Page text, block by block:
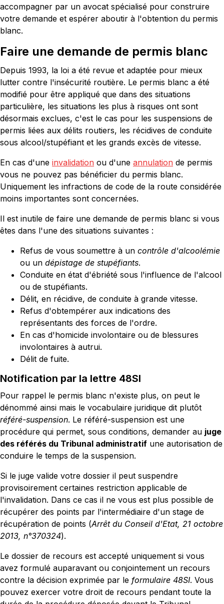
accompagner par un avocat spécialisé pour construire
votre demande et espérer aboutir à l'obtention du permis
blanc.
Faire une demande de permis blanc
Depuis 1993, la loi a été revue et adaptée pour mieux
lutter contre l'insécurité routière. Le permis blanc a été
modifié pour être appliqué que dans des situations
particulière, les situations les plus à risques ont sont
désormais exclues, c'est le cas pour les suspensions de
permis liées aux délits routiers, les récidives de conduite
sous alcool/stupéfiant et les grands excès de vitesse.
En cas d'une invalidation ou d'une annulation de permis
vous ne pouvez pas bénéficier du permis blanc.
Uniquement les infractions de code de la route considérée
moins importantes sont concernées.
Il est inutile de faire une demande de permis blanc si vous
êtes dans l'une des situations suivantes :
Refus de vous soumettre à un contrôle d'alcoolémie
ou un dépistage de stupéfiants.
Conduite en état d'ébriété sous l'influence de l'alcool
ou de stupéfiants.
Délit, en récidive, de conduite à grande vitesse.
Refus d'obtempérer aux indications des
représentants des forces de l'ordre.
En cas d'homicide involontaire ou de blessures
involontaires à autrui.
Délit de fuite.
Notification par la lettre 48SI
Pour rappel le permis blanc n'existe plus, on peut le
dénommé ainsi mais le vocabulaire juridique dit plutôt
référé-suspension. Le référé-suspension est une
procédure qui permet, sous conditions, demander au juge
des référés du Tribunal administratif une autorisation de
conduire le temps de la suspension.
Si le juge valide votre dossier il peut suspendre
provisoirement certaines restriction applicable de
l'invalidation. Dans ce cas il ne vous est plus possible de
récupérer des points par l'intermédiaire d'un stage de
récupération de points (Arrêt du Conseil d'Etat, 21 octobre
2013, n°370324).
Le dossier de recours est accepté uniquement si vous
avez formulé auparavant ou conjointement un recours
contre la décision exprimée par le formulaire 48SI. Vous
pouvez exercer votre droit de recours pendant toute la